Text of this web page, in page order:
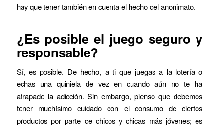
hay que tener también en cuenta el hecho del anonimato.
¿Es posible el juego seguro y
responsable?
Sí, es posible. De hecho, a ti que juegas a la lotería o
echas una quiniela de vez en cuando aún no te ha
atrapado la adicción. Sin embargo, pienso que debemos
tener muchísimo cuidado con el consumo de ciertos
productos por parte de chicos y chicas más jóvenes; es